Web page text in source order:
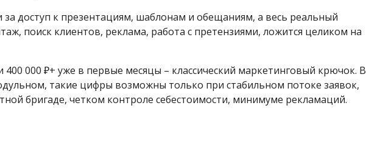
за доступ к презентациям, шаблонам и обещаниям, а весь реальный
поиск клиентов, реклама, работа с претензиями, ложится целиком на
400 000 ₽+ уже в первые месяцы – классический маркетинговый крючок. В
такие цифры возможны только при стабильном потоке заявок,
бригаде, четком контроле себестоимости, минимуме рекламаций.